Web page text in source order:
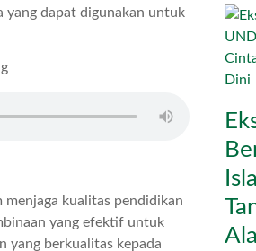
yang dapat digunakan untuk
kualitas pendidikan
yang efektif untuk
yang berkualitas kepada